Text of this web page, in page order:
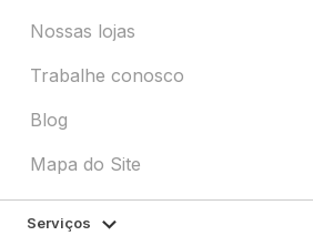
Nossas lojas
Trabalhe conosco
Blog
Mapa do Site
Serviços